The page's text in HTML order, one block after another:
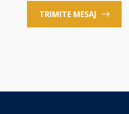
TRIMITE MESAJ